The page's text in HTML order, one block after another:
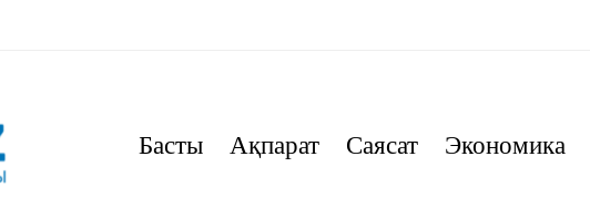
Басты Ақпарат Саясат Экономика